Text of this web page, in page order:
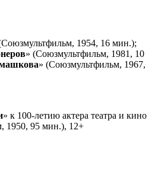
1954, 16 мин.);
» (Союзмультфильм, 1981, 10
» (Союзмультфильм, 1967,
» к 100-летию актера театра и кино
1950, 95 мин.), 12+